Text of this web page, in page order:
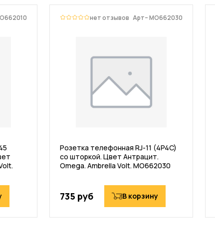
нет отзывов Арт– MO662030
Розетка телефонная RJ-11 (4P4C)
со шторкой. Цвет Антрацит.
Omega. Ambrella Volt. MO662030
735 руб В корзину